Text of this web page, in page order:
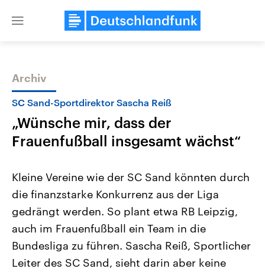
Close
Themen
Landtagswahl Sachsen-Anhalt
2026
Alle Informationen
Sachsen-Anhalt wählt am 6.
September 2026 einen neuen
Landtag. Seit 2021 wird das
Bundesland von einer Koalition aus
Aktuelle Beiträge,
Hintergründe
Wirtschaftlich und
gehören die Vereinigten
den mächtigsten Ländern
mit großem Einfluss auf
Archiv
SC Sand-Sportdirektor Sascha Reiß
„Wünsche mir, dass der
Frauenfußball insgesamt wächst“
Kleine Vereine wie der SC Sand könnten durch
die finanzstarke Konkurrenz aus der Liga
gedrängt werden. So plant etwa RB Leipzig,
auch im Frauenfußball ein Team in die
Bundesliga zu führen. Sascha Reiß, Sportlicher
Leiter des SC Sand, sieht darin aber keine